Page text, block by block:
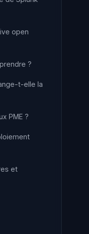
open
?
t-elle la
PME ?
et